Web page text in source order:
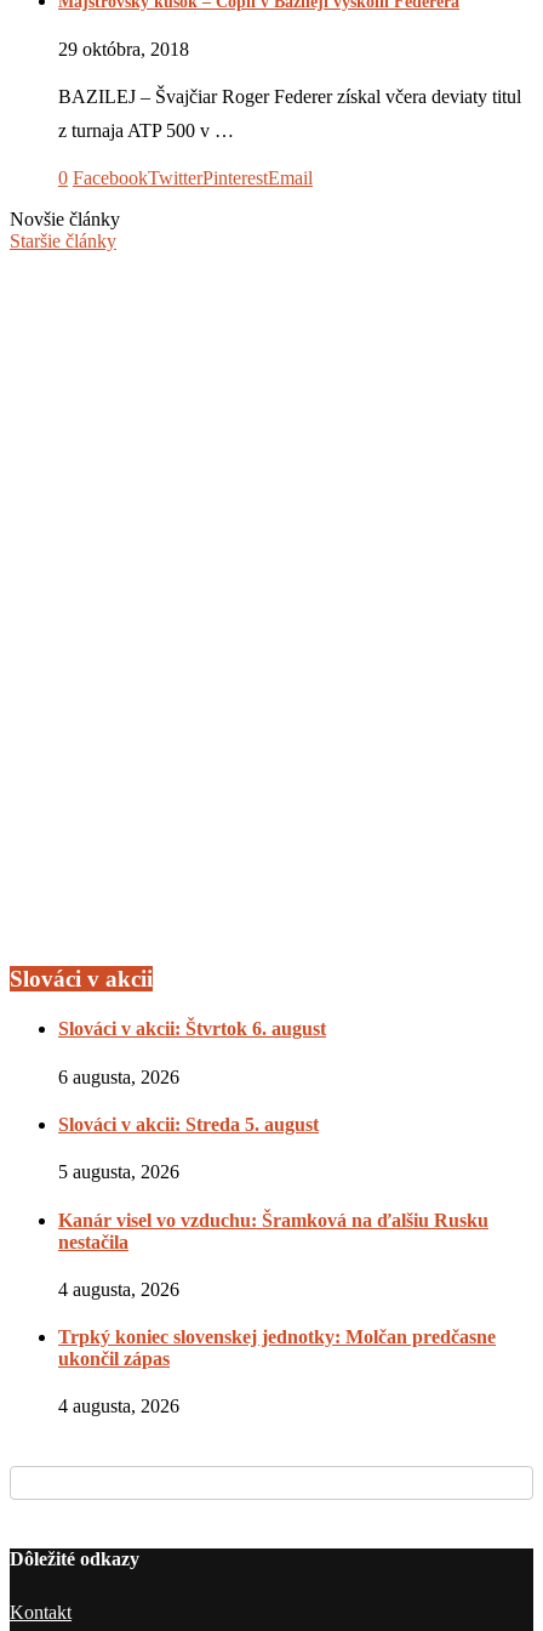
29 októbra, 2018
BAZILEJ – Švajčiar Roger Federer získal včera deviaty titul
z turnaja ATP 500 v …
0 FacebookTwitterPinterestEmail
Novšie články
Staršie články
Slováci v akcii
Slováci v akcii: Štvrtok 6. august
6 augusta, 2026
Slováci v akcii: Streda 5. august
5 augusta, 2026
Kanár visel vo vzduchu: Šramková na ďalšiu Rusku
nestačila
4 augusta, 2026
Trpký koniec slovenskej jednotky: Molčan predčasne
ukončil zápas
4 augusta, 2026
Dôležité odkazy
Kontakt